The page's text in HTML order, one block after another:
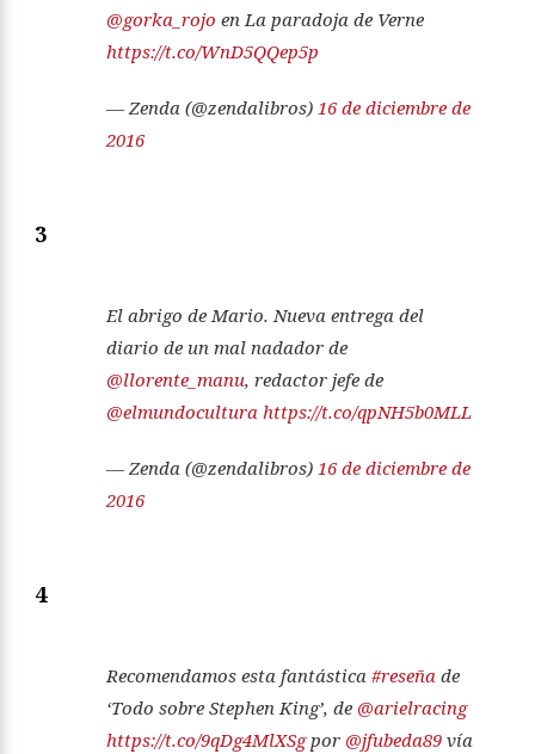
@gorka_rojo en La paradoja de Verne
https://t.co/WnD5QQep5p
— Zenda (@zendalibros) 16 de diciembre de
2016
3
El abrigo de Mario. Nueva entrega del
diario de un mal nadador de
@llorente_manu, redactor jefe de
@elmundocultura https://t.co/qpNH5b0MLL
— Zenda (@zendalibros) 16 de diciembre de
2016
4
Recomendamos esta fantástica #reseña de
‘Todo sobre Stephen King’, de @arielracing
https://t.co/9qDg4MlXSgpor @jfubeda89 vía